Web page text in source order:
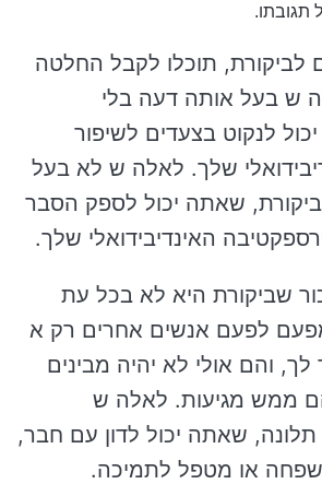
תגובתו.
תוכלו לקבל החלטה
ש בעל אותה דעה בלי
לנקוט בצעדים לשיפור
שלך. לאלה ש לא בעל
שאתה יכול לספק הסבר
האינדיבידואלי שלך.
שביקורת היא לא בכל עת
לפעם אנשים אחרים רק א
לך, והם אולי לא יהיה מבינים
ממש מגיעות. לאלה ש
שאתה יכול לדון עם חבר,
או מטפל לתמיכה.